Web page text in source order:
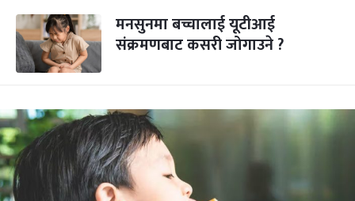
मनसुनमा बच्चालाई यूटीआई
संक्रमणबाट कसरी जोगाउने ?